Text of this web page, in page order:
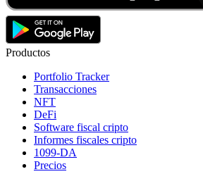
Productos
Portfolio Tracker
Transacciones
NFT
DeFi
Software fiscal cripto
Informes fiscales cripto
1099-DA
Precios